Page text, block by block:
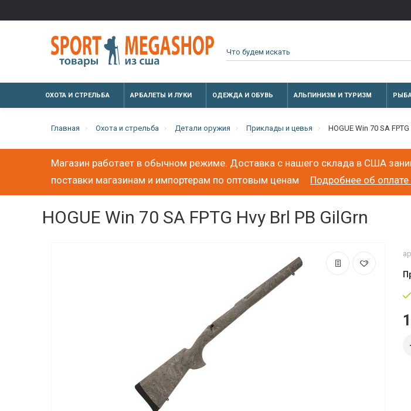
ОХОТА И СТРЕЛЬБА АРБАЛЕТЫ И ЛУКИ ОДЕЖДА И ОБУВЬ АЛЬПИНИЗМ И ТУРИЗМ
Главная Охота и стрельба Детали оружия Приклады и цевья HOGUE Win 70 SA
Магазин работает в обычном режиме. Доставка с нашего склада в США
поставки магазинам и импортерам по оптовым ценам
Подробнее об
HOGUE Win 70 SA FPTG Hvy Brl PB GilGrn